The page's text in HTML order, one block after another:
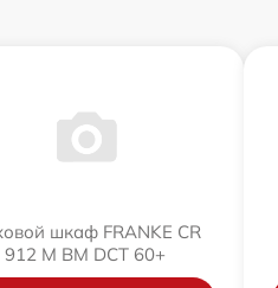
шкаф FRANKE CR
912 M BM DCT 60+